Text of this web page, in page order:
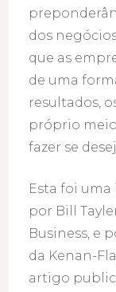
dos
que as
de uma
resultados,
próprio
fazer se
Esta foi
por Bill
Business, e
da Kenan-
artigo